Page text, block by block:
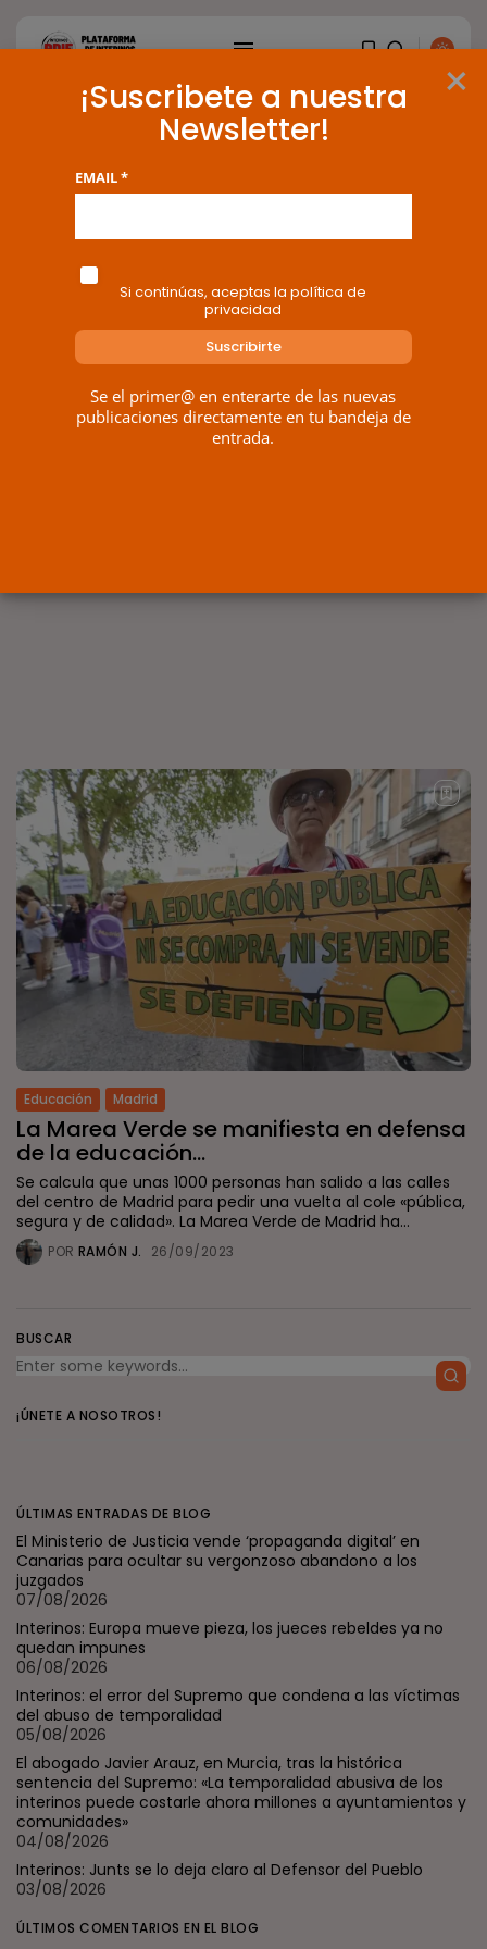
ENTRADAS RECIENTES
Canarias
El Ministerio de Justicia vende
‘propaganda...
PORRAMÓN J. 07/08/2026
OPINIÓN
Interinos: Europa mueve pieza,
PORRAMÓN J. 05/08/2026
Tag: Marea Verde
1 results found
Educación Madrid
La Marea Verde se manifiesta en defensa
de la educación...
Se calcula que unas 1000 personas han salido a las calles
del centro de Madrid para pedir una vuelta al cole «pública,
segura y de calidad». La Marea Verde de Madrid ha...
POR RAMÓN J. 26/09/2023
BUSCAR
¡ÚNETE A NOSOTROS!
ÚLTIMAS ENTRADAS DE BLOG
El Ministerio de Justicia vende ‘propaganda digital’ en
Canarias para ocultar su vergonzoso abandono a los
juzgados
07/08/2026
Interinos: Europa mueve pieza, los jueces rebeldes ya no
quedan impunes
06/08/2026
Interinos: el error del Supremo que condena a las víctimas
del abuso de temporalidad
05/08/2026
El abogado Javier Arauz, en Murcia, tras la histórica
sentencia del Supremo: «La temporalidad abusiva de los
interinos puede costarle ahora millones a ayuntamientos y
comunidades»
04/08/2026
Interinos: Junts se lo deja claro al Defensor del Pueblo
03/08/2026
ÚLTIMOS COMENTARIOS EN EL BLOG
×
¡Suscribete a nuestra
Newsletter!
EMAIL *
Si continúas, aceptas la política de
privacidad
Se el primer@ en enterarte de las nuevas
publicaciones directamente en tu bandeja de
entrada.